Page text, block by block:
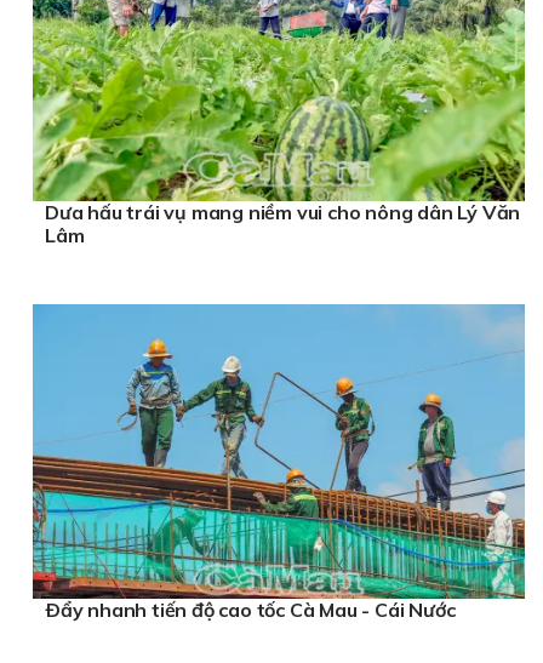
Dưa hấu trái vụ mang niềm vui cho nông dân Lý Văn
Lâm
Ðẩy nhanh tiến độ cao tốc Cà Mau - Cái Nước